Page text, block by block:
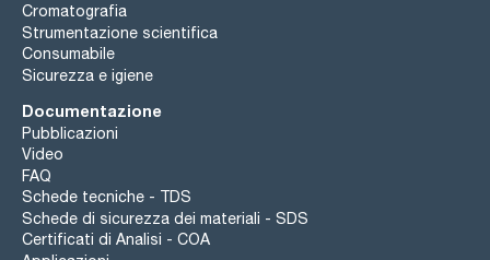
Cromatografia
Strumentazione scientifica
Consumabile
Sicurezza e igiene
Documentazione
Pubblicazioni
Video
FAQ
Schede tecniche - TDS
Schede di sicurezza dei materiali - SDS
Certificati di Analisi - COA